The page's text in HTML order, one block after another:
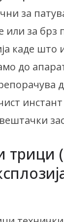
за
или за брз
каде што
до
инстант
трици